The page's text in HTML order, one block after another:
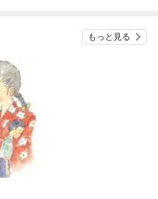
もっと見る